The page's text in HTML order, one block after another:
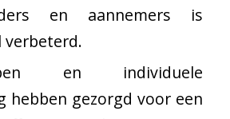
en aannemers is
en individuele
hebben gezorgd voor een